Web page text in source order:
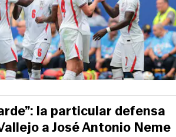
la particular defensa
a José Antonio Neme